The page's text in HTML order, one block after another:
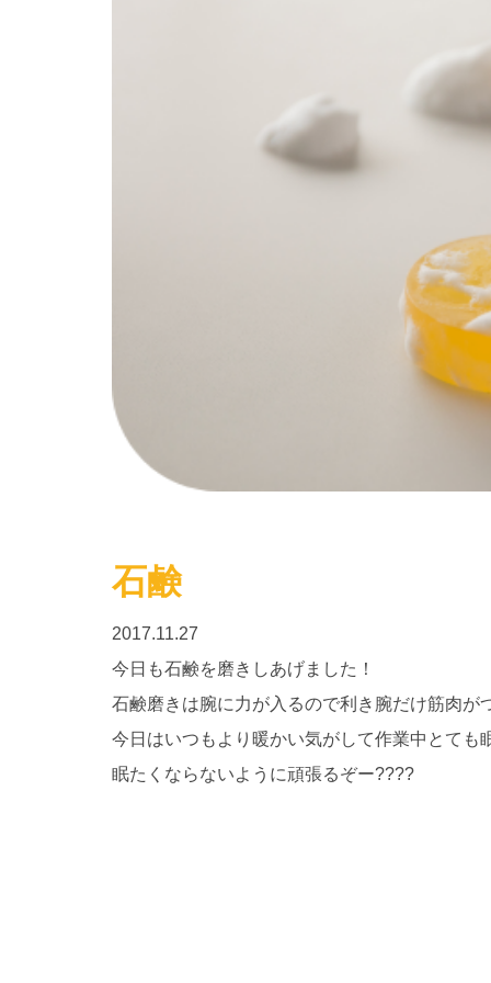
石鹸
2017.11.27
今日も石鹸を磨きしあげました！
石鹸磨きは腕に力が入るので利き腕だけ筋肉が
今日はいつもより暖かい気がして作業中とても
眠たくならないように頑張るぞー????